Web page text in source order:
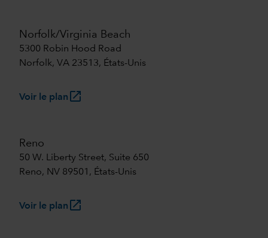
Norfolk/Virginia Beach
5300 Robin Hood Road
Norfolk, VA 23513, États-Unis
Voir le plan launch
Reno
50 W. Liberty Street, Suite 650
Reno, NV 89501, États-Unis
Voir le plan launch